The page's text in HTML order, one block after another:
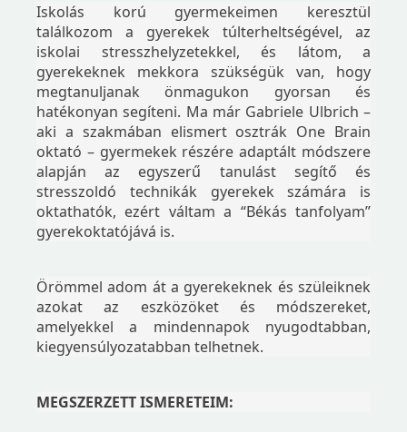
Iskolás korú gyermekeimen keresztül
találkozom a gyerekek túlterheltségével, az
iskolai stresszhelyzetekkel, és látom, a
gyerekeknek mekkora szükségük van, hogy
megtanuljanak önmagukon gyorsan és
hatékonyan segíteni. Ma már Gabriele Ulbrich –
aki a szakmában elismert osztrák One Brain
oktató – gyermekek részére adaptált módszere
alapján az egyszerű tanulást segítő és
stresszoldó technikák gyerekek számára is
oktathatók, ezért váltam a “Békás tanfolyam”
gyerekoktatójává is.
Örömmel adom át a gyerekeknek és szüleiknek
azokat az eszközöket és módszereket,
amelyekkel a mindennapok nyugodtabban,
kiegyensúlyozatabban telhetnek.
MEGSZERZETT ISMERETEIM: